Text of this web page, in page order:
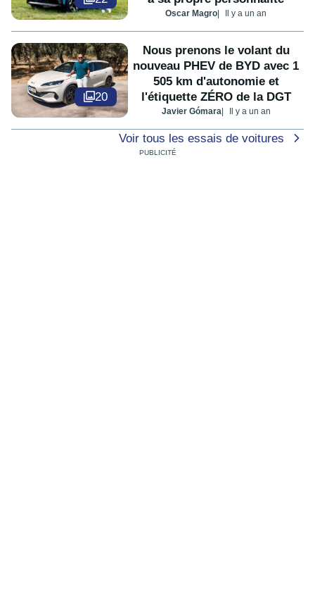
Oscar Magro Il y a un an
20
Nous prenons le volant du
nouveau PHEV de BYD avec 1
505 km d'autonomie et
l'étiquette ZÉRO de la DGT
Javier Gómara Il y a un an
Voir tous les essais de voitures